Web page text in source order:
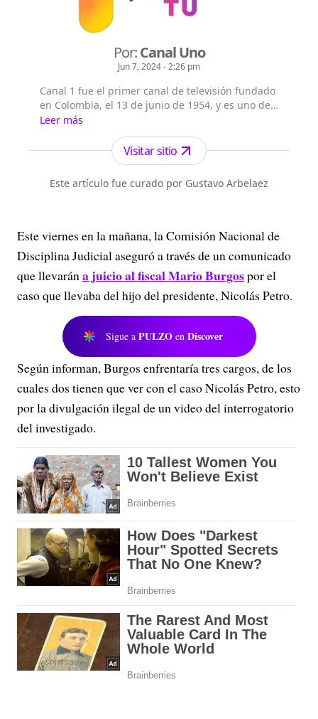
Por:Canal Uno
Jun 7, 2024 - 2:26 pm
Canal 1 fue el primer canal de televisión fundado
en Colombia, el 13 de junio de 1954, y es uno de
los tres canales de televisión abierta que llega de
forma gratuita a todo el territorio nacional.n
Leer más
Visitar sitio
Este artículo fue curado por Gustavo Arbelaez
Este viernes en la mañana, la Comisión Nacional de
Disciplina Judicial aseguró a través de un comunicado
que llevarána juicio al fiscal Mario Burgospor el
caso que llevaba del hijo del presidente, Nicolás Petro.
Sigue a PULZO en Discover
Según informan, Burgos enfrentaría tres cargos, de los
cuales dos tienen que ver con el caso Nicolás Petro, esto
por la divulgación ilegal de un video del interrogatorio
del investigado.